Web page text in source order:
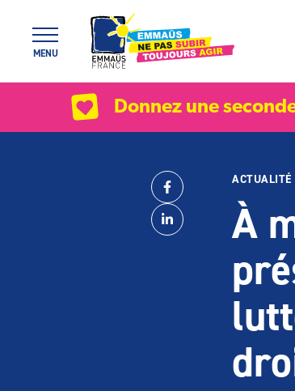
MENU
Donnez une
ACTUALITÉ
À
Partager
Facebook
Linkedin